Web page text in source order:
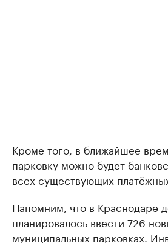
Кроме того, в ближайшее
парковку можно будет
всех существующих
Напомним, что в Краснодаре
планировалось ввести 726
муниципальных парковках.